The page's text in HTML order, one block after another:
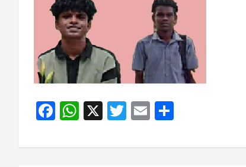
F
ce
W
at
X
T
tt
E
ail ar